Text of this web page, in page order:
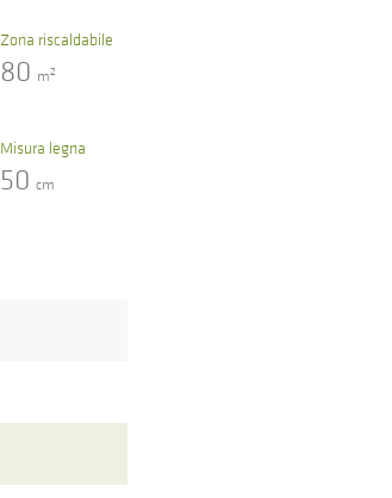
Zona riscaldabile
80 m2
Misura legna
50cm